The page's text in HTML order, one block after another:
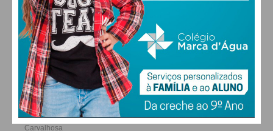
FARMACIAS DE SERVIÇO EM PAÇOS DE
FERREIRA